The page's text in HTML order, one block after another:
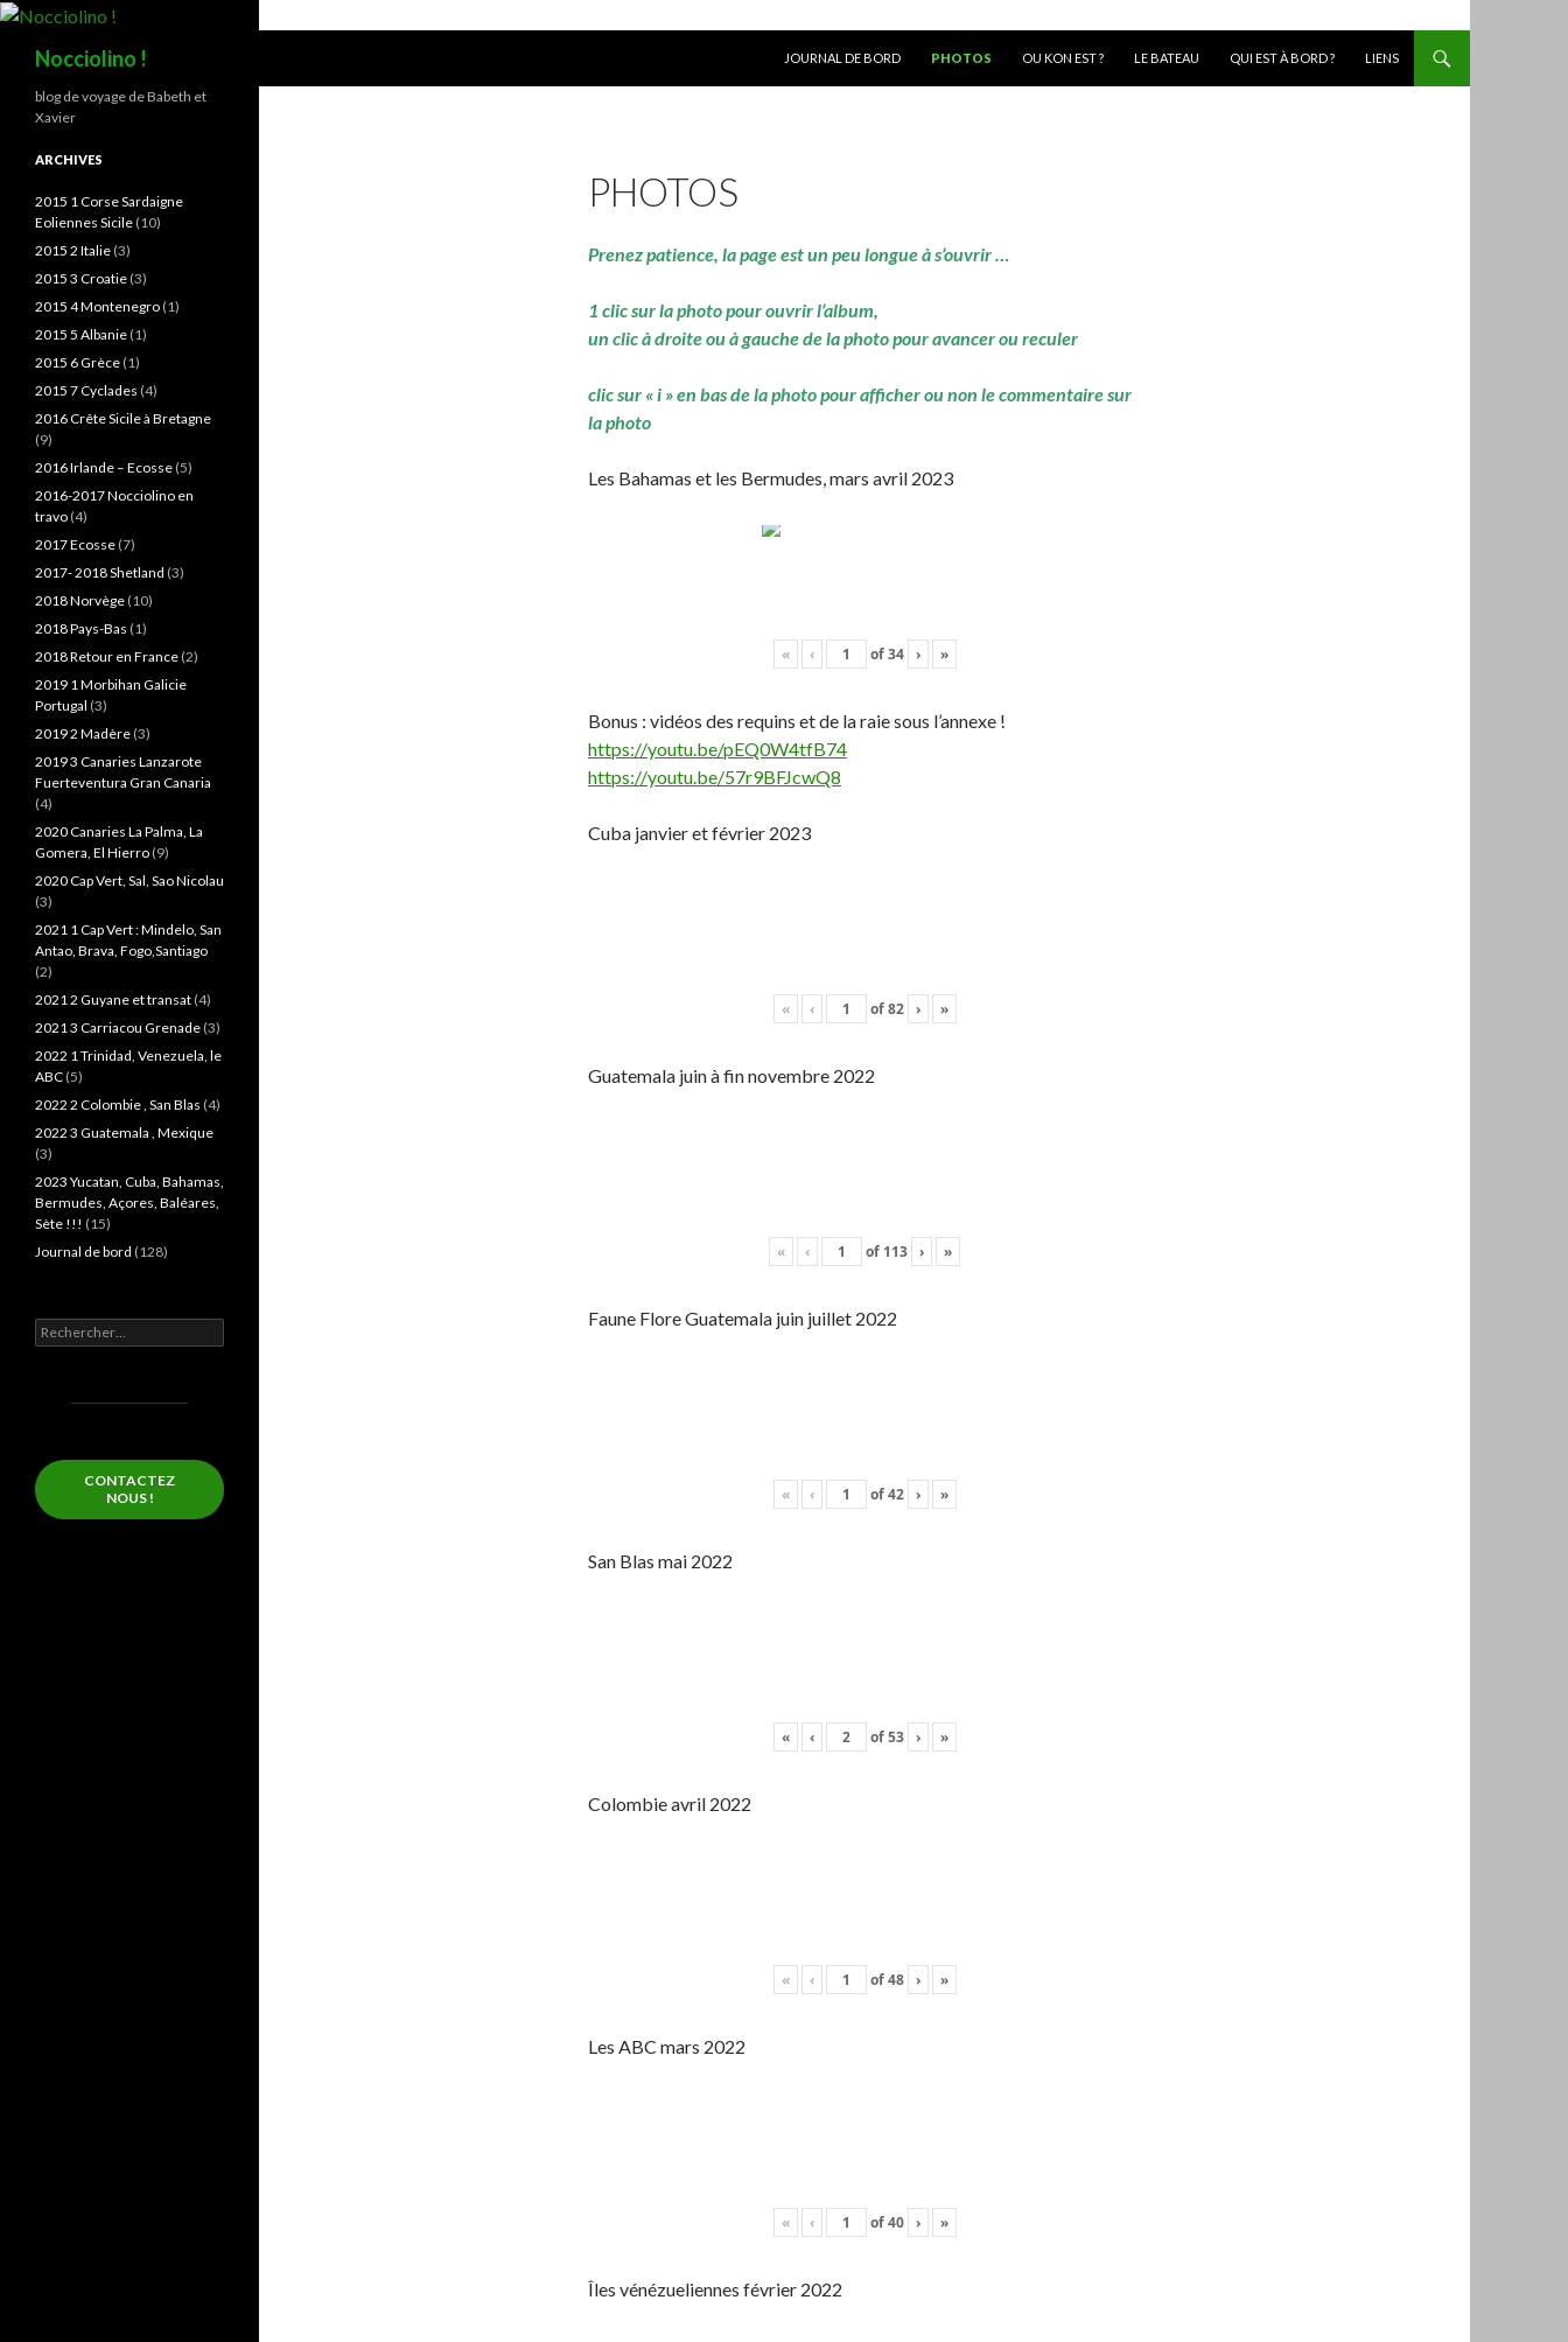
Nocciolino !
JOURNAL DE BORD
PHOTOS OU KON EST ? LE BATEAU QUI EST À BORD ? LIENS
PHOTOS
Prenez patience, la page est un peu longue à s’ouvrir …
1 clic sur la photo pour ouvrir l’album,
un clic à droite ou à gauche de la photo pour avancer ou reculer
clic sur « i » en bas de la photo pour afficher ou non le commentaire sur
la photo
Les Bahamas et les Bermudes, mars avril 2023
« ‹ of34 › »
Bonus : vidéos des requins et de la raie sous l’annexe !
https://youtu.be/pEQ0W4tfB74
https://youtu.be/57r9BFJcwQ8
Cuba janvier et février 2023
« ‹ of82 › »
Guatemala juin à fin novembre 2022
« ‹ of 113 › »
Faune Flore Guatemala juin juillet 2022
« ‹ of42 › »
San Blas mai 2022
« ‹ of53 › »
Colombie avril 2022
« ‹ of48 › »
Les ABC mars 2022
« ‹ of40 › »
Îles vénézueliennes février 2022
blog de voyage de Babeth et
Xavier
ARCHIVES
2015 1 Corse Sardaigne
Eoliennes Sicile (10)
2015 2 Italie (3)
2015 3 Croatie (3)
2015 4 Montenegro (1)
2015 5 Albanie (1)
2015 6 Grèce (1)
2015 7 Cyclades (4)
2016 Crête Sicile à Bretagne
(9)
2016 Irlande – Ecosse (5)
2016-2017 Nocciolino en
travo (4)
2017 Ecosse (7)
2017- 2018 Shetland (3)
2018 Norvège (10)
2018 Pays-Bas (1)
2018 Retour en France (2)
2019 1 Morbihan Galicie
Portugal (3)
2019 2 Madère (3)
2019 3 Canaries Lanzarote
Fuerteventura Gran Canaria
(4)
2020 Canaries La Palma, La
Gomera, El Hierro (9)
2020 Cap Vert, Sal, Sao Nicolau
(3)
2021 1 Cap Vert : Mindelo, San
Antao, Brava, Fogo,Santiago
(2)
2021 2 Guyane et transat (4)
2021 3 Carriacou Grenade (3)
2022 1 Trinidad, Venezuela, le
ABC (5)
2022 2 Colombie , San Blas (4)
2022 3 Guatemala , Mexique
(3)
2023 Yucatan, Cuba, Bahamas,
Bermudes, Açores, Baléares,
Sète !!! (15)
Journal de bord (128)
Rechercher :
CONTACTEZ
NOUS !